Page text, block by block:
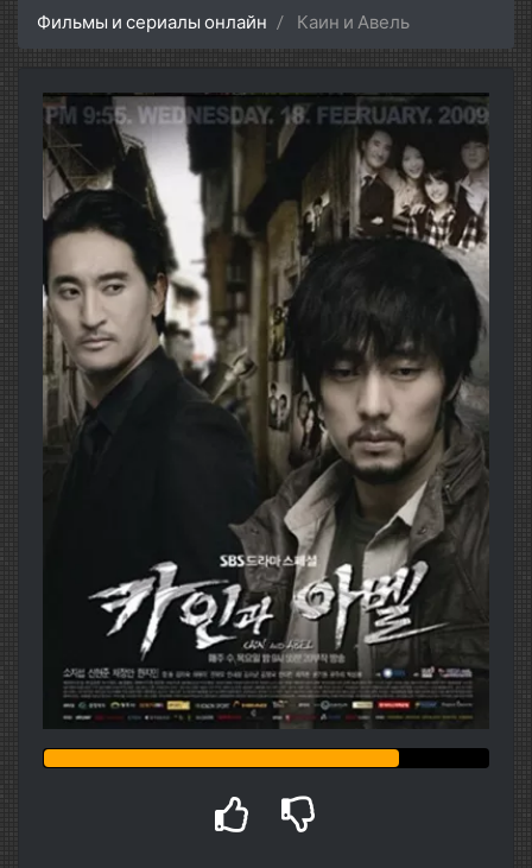
Фильмы и сериалы онлайн Каин и Авель